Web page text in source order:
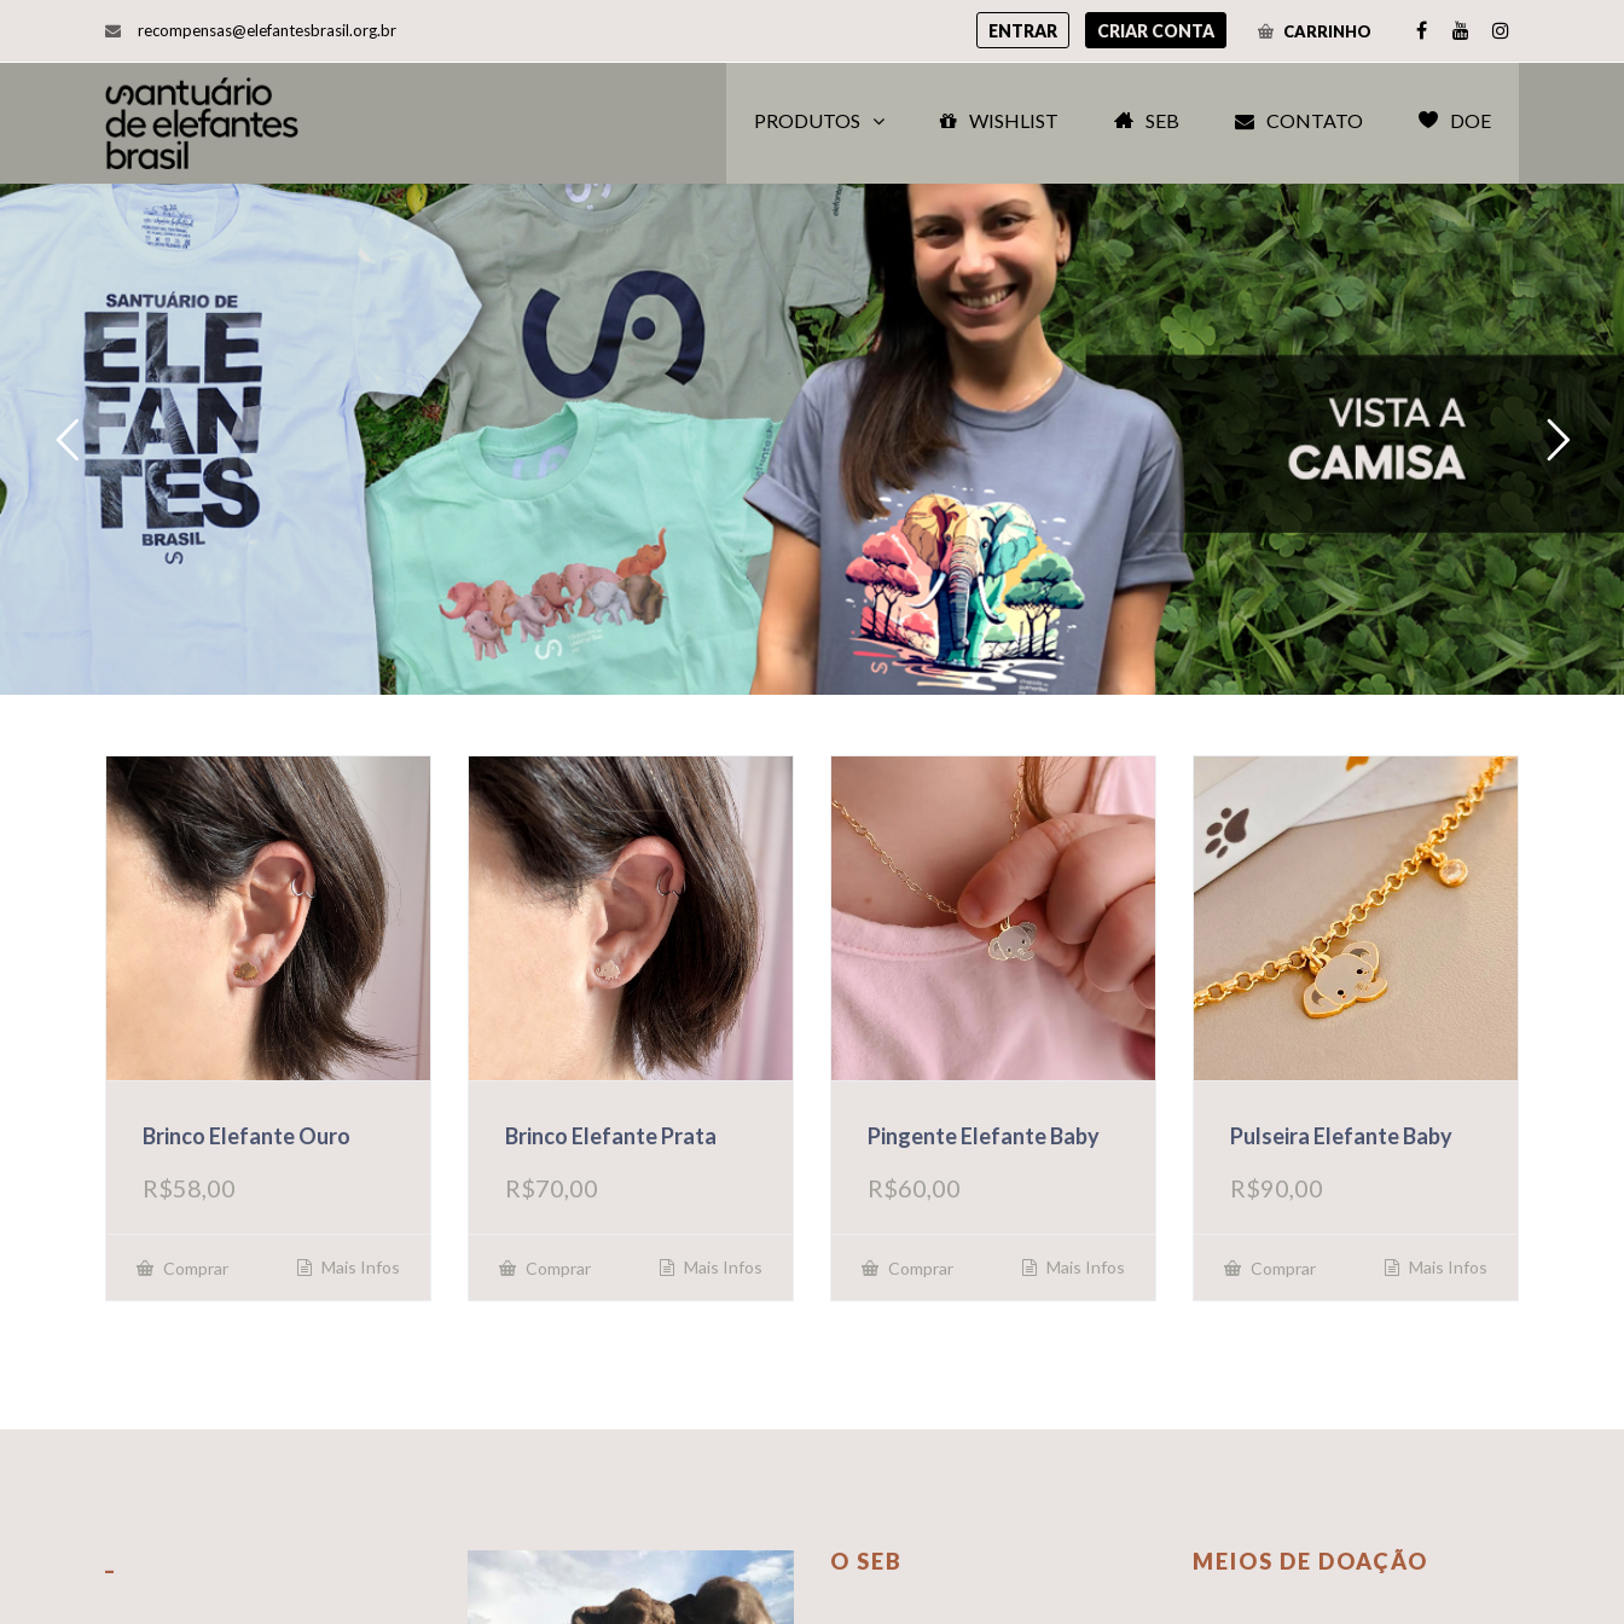
recompensas@elefantesbrasil.org.br CARRINHO
ENTRAR CRIAR CONTA
PRODUTOS WISHLIST SEB CONTATO DOE
Brinco Elefante Ouro
R$58,00
Comprar Mais Infos
Brinco Elefante Prata
R$70,00
Comprar Mais Infos
Pingente Elefante Baby
R$60,00
Comprar Mais Infos
Pulseira Elefante Baby
R$90,00
Comprar Mais Infos
O SEB MEIOS DE DOAÇÃO